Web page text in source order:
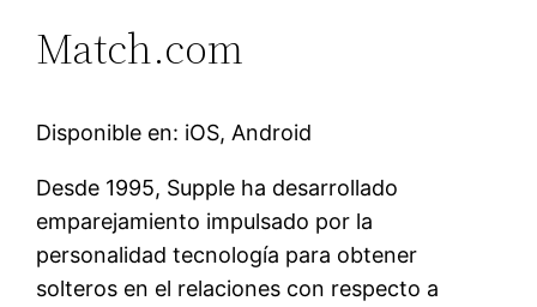
Match.com
Disponible en: iOS, Android
Desde 1995, Supple ha desarrollado
emparejamiento impulsado por la
personalidad tecnología para obtener
solteros en el relaciones con respecto a